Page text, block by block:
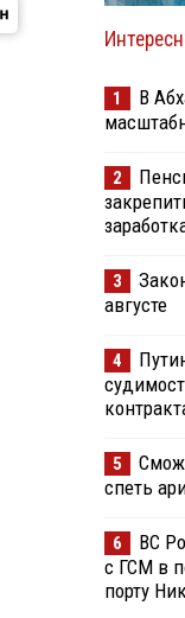
1
В
2
3
августе
4
5
спеть
6
ВС
с ГСМ в
порту